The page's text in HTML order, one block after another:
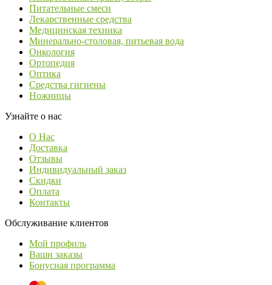
Питательные смеси
Лекарственные средства
Медицинская техника
Минерально-столовая, питьевая вода
Онкология
Ортопедия
Оптика
Средства гигиены
Ножницы
Узнайте о нас
О Нас
Доставка
Отзывы
Индивидуальный заказ
Скидки
Оплата
Контакты
Обслуживание клиентов
Мой профиль
Ваши заказы
Бонусная программа